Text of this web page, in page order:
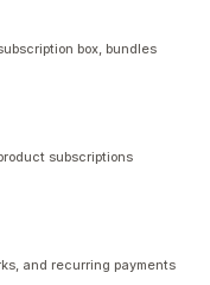
box, bundles
subscriptions
and recurring payments